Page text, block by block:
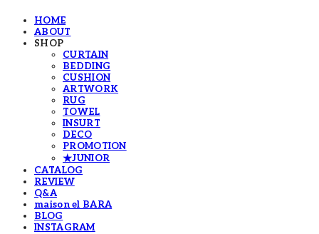
HOME
ABOUT
SHOP
CURTAIN
BEDDING
CUSHION
ARTWORK
RUG
TOWEL
INSURT
DECO
PROMOTION
★JUNIOR
CATALOG
REVIEW
Q&A
maison el BARA
BLOG
INSTAGRAM